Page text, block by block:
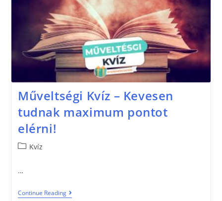
Műveltségi Kvíz – Kevesen
tudnak maximum pontot
elérni!
Kvíz
…
Continue Reading